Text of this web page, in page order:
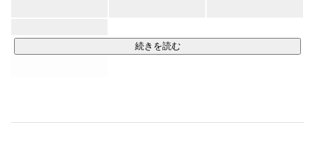
いてサービスを展開するなど、その規模は急速に拡大してい
続きを読む